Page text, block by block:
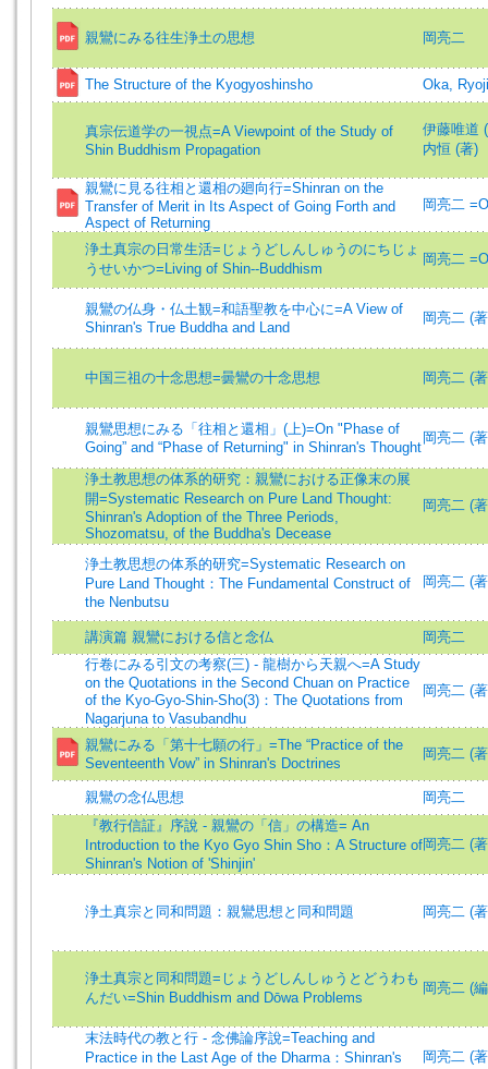
親鸞にみる往生浄土の思想 岡亮二
The Structure of the Kyogyoshinsho Oka, Ryoji
真宗伝道学の一視点=A Viewpoint of the Study of
Shin Buddhism Propagation
伊藤唯道
内恒 (著)
親鸞に見る往相と還相の廻向行=Shinran on the
Transfer of Merit in Its Aspect of Going Forth and
Aspect of Returning
岡亮二
浄土真宗の日常生活=じょうどしんしゅうのにちじょ
うせいかつ=Living of Shin--Buddhism
岡亮二
親鸞の仏身・仏土観=和語聖教を中心に=A View of
Shinran's True Buddha and Land
岡亮二 (
中国三祖の十念思想=曇鸞の十念思想 岡亮二 (
親鸞思想にみる「往相と還相」(上)=On "Phase of
Going” and “Phase of Returning" in Shinran's Thought
岡亮二 (
浄土教思想の体系的研究：親鸞における正像末の展
開=Systematic Research on Pure Land Thought:
Shinran's Adoption of the Three Periods,
Shozomatsu, of the Buddha's Decease
岡亮二 (
浄土教思想の体系的研究=Systematic Research on
Pure Land Thought：The Fundamental Construct of
the Nenbutsu
岡亮二 (
講演篇 親鸞における信と念仏
岡亮二
行卷にみる引文の考察(三) - 龍樹から天親へ=A Study
on the Quotations in the Second Chuan on Practice
of the Kyo-Gyo-Shin-Sho(3)：The Quotations from
Nagarjuna to Vasubandhu
岡亮二 (
親鸞にみる「第十七願の行」=The “Practice of the
Seventeenth Vow” in Shinran's Doctrines
岡亮二 (
親鸞の念仏思想
岡亮二
『教行信証』序說 - 親鸞の「信」の構造= An
Introduction to the Kyo Gyo Shin Sho：A Structure of
Shinran's Notion of 'Shinjin'
岡亮二 (
浄土真宗と同和問題：親鸞思想と同和問題 岡亮二 (
浄土真宗と同和問題=じょうどしんしゅうとどうわも
んだい=Shin Buddhism and Dōwa Problems
岡亮二 (
末法時代の教と行 - 念佛論序說=Teaching and
Practice in the Last Age of the Dharma：Shinran's
岡亮二 (